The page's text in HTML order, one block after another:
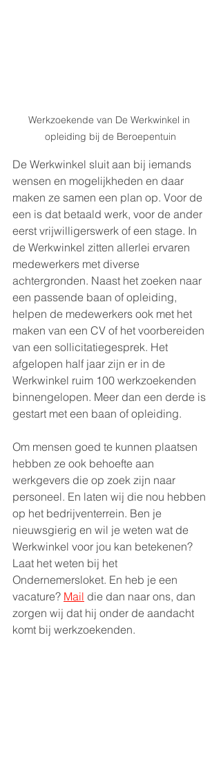
Werkzoekende van De Werkwinkel in
opleiding bij de Beroepentuin
De Werkwinkel sluit aan bij iemands
wensen en mogelijkheden en daar
maken ze samen een plan op. Voor de
een is dat betaald werk, voor de ander
eerst vrijwilligerswerk of een stage. In
de Werkwinkel zitten allerlei ervaren
medewerkers met diverse
achtergronden. Naast het zoeken naar
een passende baan of opleiding,
helpen de medewerkers ook met het
maken van een CV of het voorbereiden
van een sollicitatiegesprek. Het
afgelopen half jaar zijn er in de
Werkwinkel ruim 100 werkzoekenden
binnengelopen. Meer dan een derde is
gestart met een baan of opleiding.
Om mensen goed te kunnen plaatsen
hebben ze ook behoefte aan
werkgevers die op zoek zijn naar
personeel. En laten wij die nou hebben
op het bedrijventerrein. Ben je
nieuwsgierig en wil je weten wat de
Werkwinkel voor jou kan betekenen?
Laat het weten bij het
Ondernemersloket. En heb je een
vacature? Mail die dan naar ons, dan
zorgen wij dat hij onder de aandacht
komt bij werkzoekenden.